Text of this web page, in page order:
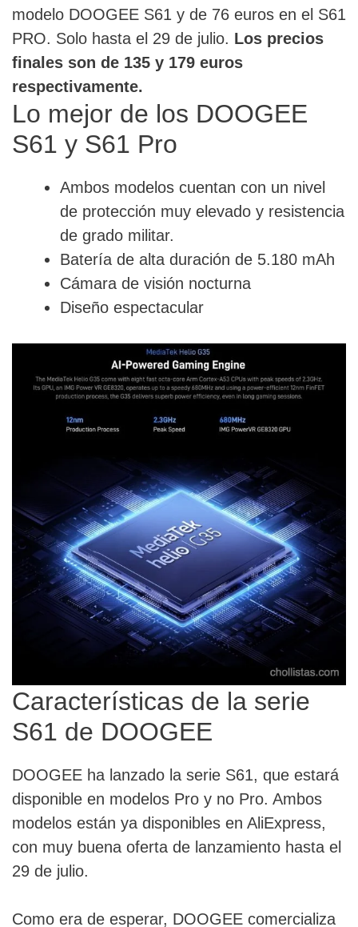
modelo DOOGEE S61 y de 76 euros en el S61
PRO. Solo hasta el 29 de julio. Los precios
finales son de 135 y 179 euros
respectivamente.
Lo mejor de los DOOGEE
S61 y S61 Pro
Ambos modelos cuentan con un nivel
de protección muy elevado y resistencia
de grado militar.
Batería de alta duración de 5.180 mAh
Cámara de visión nocturna
Diseño espectacular
Características de la serie
S61 de DOOGEE
DOOGEE ha lanzado la serie S61, que estará
disponible en modelos Pro y no Pro. Ambos
modelos están ya disponibles en AliExpress,
con muy buena oferta de lanzamiento hasta el
29 de julio.
Como era de esperar, DOOGEE comercializa